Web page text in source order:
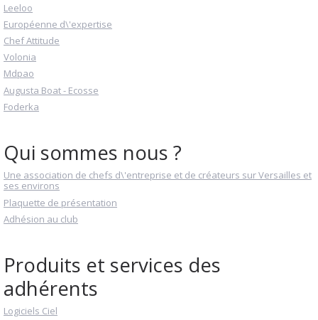
Leeloo
Européenne d\'expertise
Chef Attitude
Volonia
Mdpao
Augusta Boat - Ecosse
Foderka
Qui sommes nous ?
Une association de chefs d\'entreprise et de créateurs sur Versailles et
ses environs
Plaquette de présentation
Adhésion au club
Produits et services des
adhérents
Logiciels Ciel